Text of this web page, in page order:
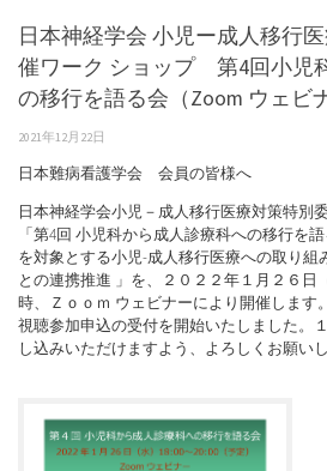
日本神経学会 小児ー成人移行
催ワーク ショップ 第4回小児
の移行を語る会（Zoom ウェビ
2021年12月22日
日本難病看護学会 会員の皆様へ
日本神経学会小児－成人移行医療対策特別
「第4回 小児科から成人診療科への移行を
を対象とする小児-成人移行医療への取り組
との連携推進 」を、２０２２年１月２６日
時、Ｚｏｏｍ ウェビナーにより開催します。
視聴参加申込の受付を開始いたしました。
し込みいただけますよう、よろしくお願いし